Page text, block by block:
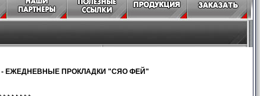
- ЕЖЕДНЕВНЫЕ ПРОКЛАДКИ "СЯО ФЕЙ"